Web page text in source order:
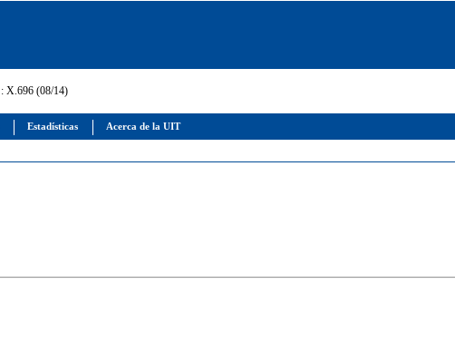
Estadísticas Acerca de la UIT
: X.696 (08/14)